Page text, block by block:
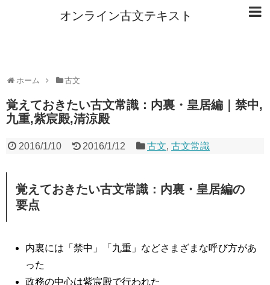
オンライン古文テキスト
ホーム 古文
覚えておきたい古文常識：内裏・皇居編｜禁中,
九重,紫宸殿,清涼殿
2016/1/10 2016/1/12 古文,古文常識
覚えておきたい古文常識：内裏・皇居編の
要点
内裏には「禁中」「九重」などさまざまな呼び方があ
った
政務の中心は紫宸殿で行われた